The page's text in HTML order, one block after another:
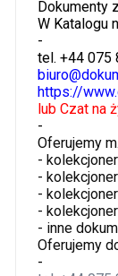
Dokumenty
W Katalogu
-
tel. +44 075
https://
lub Czat na
-
Oferujemy
-
-
-
-
- inne
Oferujemy
-